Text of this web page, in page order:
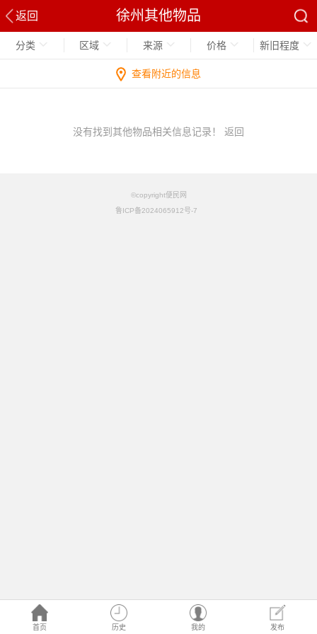
返回 徐州其他物品
首页 历史 我的 发布
分类 区域 来源 价格 新旧程度
查看附近的信息
没有找到其他物品相关信息记录！ 返回
©copyright便民网
鲁ICP备2024065912号-7